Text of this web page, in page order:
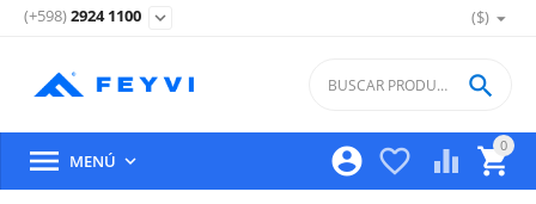
($)
(+598)2924 1100 expand_more
0

 


 MENÚ 